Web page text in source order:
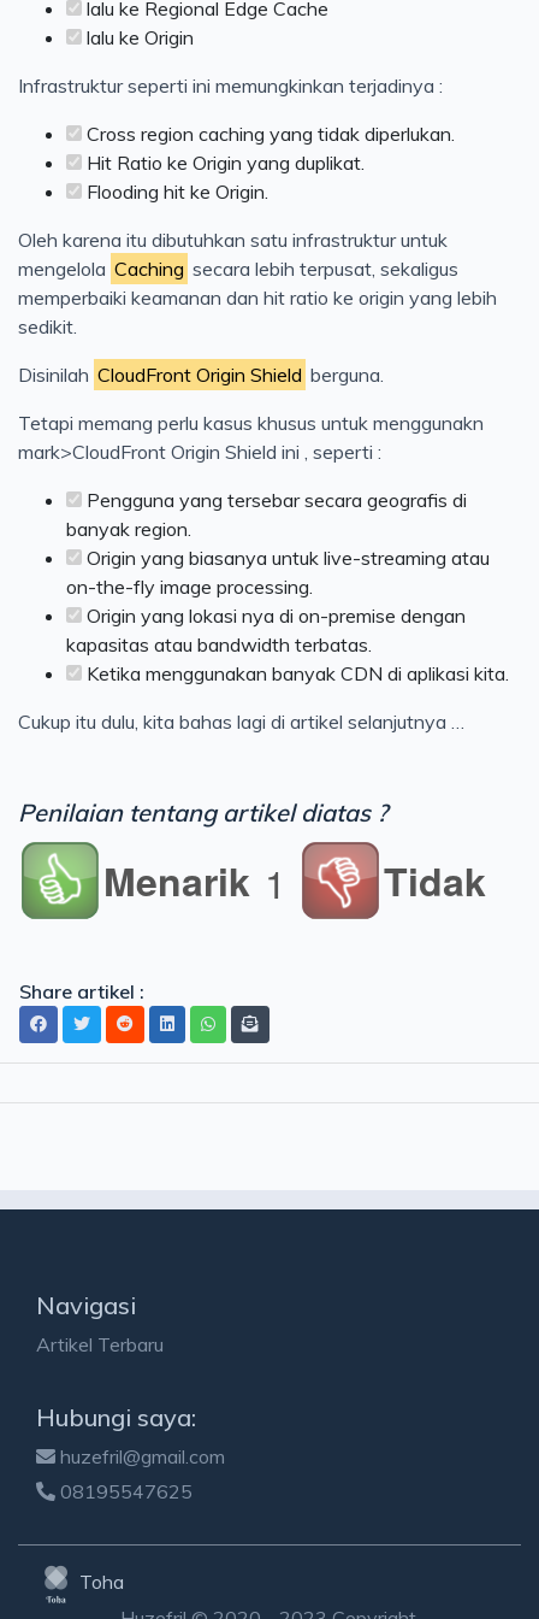
lalu ke Regional Edge Cache
lalu ke Origin
Infrastruktur seperti ini memungkinkan terjadinya :
Cross region caching yang tidak diperlukan.
Hit Ratio ke Origin yang duplikat.
Flooding hit ke Origin.
Oleh karena itu dibutuhkan satu infrastruktur untuk
mengelola Caching secara lebih terpusat, sekaligus
memperbaiki keamanan dan hit ratio ke origin yang lebih
sedikit.
Disinilah CloudFront Origin Shield berguna.
Tetapi memang perlu kasus khusus untuk menggunakn
mark>CloudFront Origin Shield ini , seperti :
Pengguna yang tersebar secara geografis di
banyak region.
Origin yang biasanya untuk live-streaming atau
on-the-fly image processing.
Origin yang lokasi nya di on-premise dengan
kapasitas atau bandwidth terbatas.
Ketika menggunakan banyak CDN di aplikasi kita.
Cukup itu dulu, kita bahas lagi di artikel selanjutnya …
Penilaian tentang artikel diatas ?
Menarik 1 Tidak
Share artikel :
Navigasi
Artikel Terbaru
Hubungi saya:
huzefril@gmail.com
08195547625
Toha